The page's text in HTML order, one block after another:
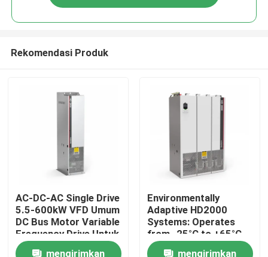
Produk
Video
Rekomendasi Produk
AC-DC-AC Single Drive
5.5-600kW VFD Umum
DC Bus Motor Variable
Frequency Drive Untuk
Lift
mengirimkan
Environmentally
Adaptive HD2000
Systems: Operates
from -25°C to +65°C
and Humidity Up to
mengirimkan